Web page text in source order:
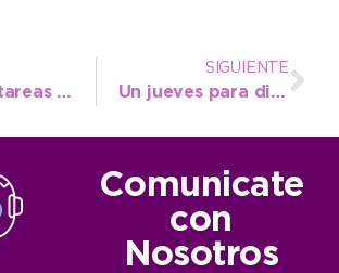
Siguen las tareas de mantenimiento y reparación en el Distrito
SIGUIENTE
Un jueves para disfrutar al aire libre
Comunicate
con
Nosotros